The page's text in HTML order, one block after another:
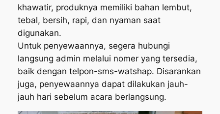
khawatir, produknya memiliki bahan lembut,
tebal, bersih, rapi, dan nyaman saat
digunakan.
Untuk penyewaannya, segera hubungi
langsung admin melalui nomer yang tersedia,
baik dengan telpon-sms-watshap. Disarankan
juga, penyewaannya dapat dilakukan jauh-
jauh hari sebelum acara berlangsung.